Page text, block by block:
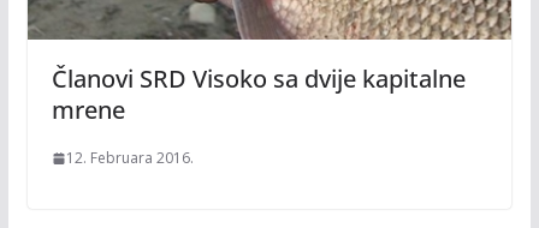
Članovi SRD Visoko sa dvije kapitalne
mrene
12. Februara 2016.